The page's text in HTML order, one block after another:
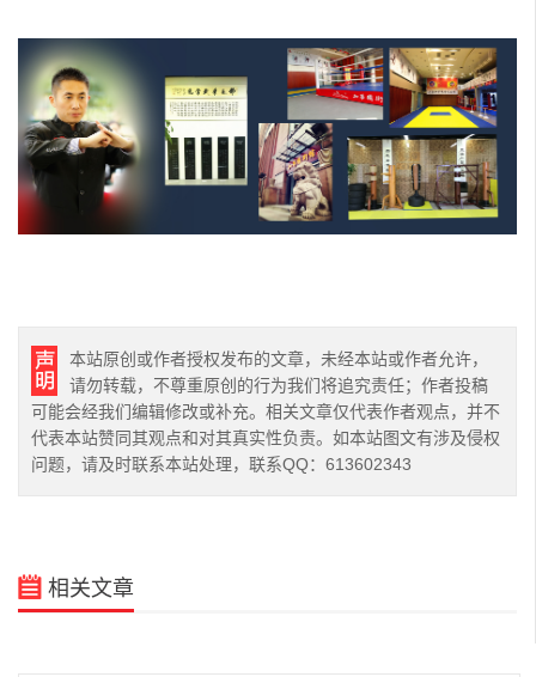
本站原创或作者授权发布的文章，未经本站或作者允许，
请勿转载，不尊重原创的行为我们将追究责任；作者投稿
可能会经我们编辑修改或补充。相关文章仅代表作者观点，并不
代表本站赞同其观点和对其真实性负责。如本站图文有涉及侵权
问题，请及时联系本站处理，联系QQ：613602343
相关文章